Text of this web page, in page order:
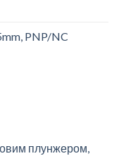
PNP/NC
плунжером,